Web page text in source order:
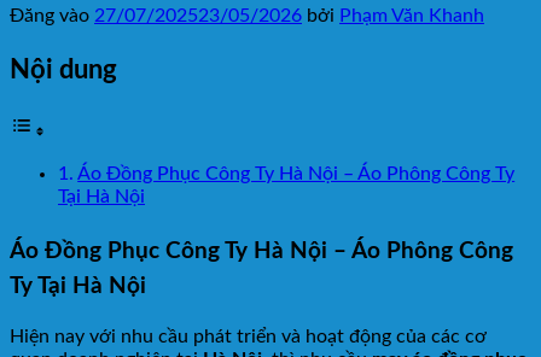
Đăng vào 27/07/202523/05/2026 bởi Phạm Văn Khanh
Nội dung
Áo Đồng Phục Công Ty Hà Nội – Áo Phông Công Ty
Tại Hà Nội
Áo Đồng Phục Công Ty Hà Nội – Áo Phông Công
Ty Tại Hà Nội
Hiện nay với nhu cầu phát triển và hoạt động của các cơ